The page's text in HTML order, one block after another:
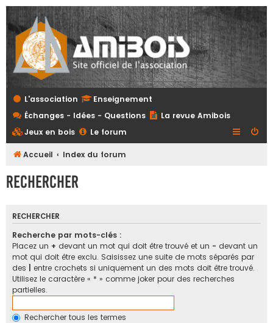
L'association
Enseignement
Échanges - Idées - Questions
La revue Amibois
Jeux en bois
Le forum
Accueil Index du forum
Rechercher
RECHERCHER
Recherche par mots-clés :
Placez un + devant un mot qui doit être trouvé et un - devant un
mot qui doit être exclu. Saisissez une suite de mots séparés par
des
entre crochets si uniquement un des mots doit être trouvé.
Utilisez le caractère « * » comme joker pour des recherches
partielles.
Rechercher tous les termes